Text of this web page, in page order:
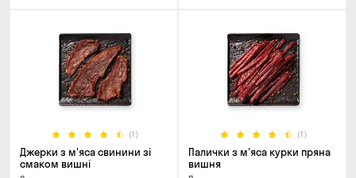
(1)
Джерки з м'яса свинини зі
смаком вишні
(1)
Палички з м'яса курки пряна
вишня